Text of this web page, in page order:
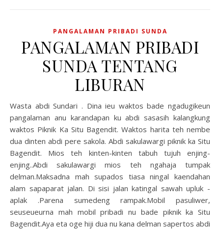
PANGALAMAN PRIBADI SUNDA
PANGALAMAN PRIBADI
SUNDA TENTANG
LIBURAN
Wasta abdi Sundari . Dina ieu waktos bade ngadugikeun
pangalaman anu karandapan ku abdi sasasih kalangkung
waktos Piknik Ka Situ Bagendit. Waktos harita teh nembe
dua dinten abdi pere sakola. Abdi sakulawargi piknik ka Situ
Bagendit. Mios teh kinten-kinten tabuh tujuh enjing-
enjing..Abdi sakulawargi mios teh ngahaja tumpak
delman.Maksadna mah supados tiasa ningal kaendahan
alam sapaparat jalan. Di sisi jalan katingal sawah upluk -
aplak .Parena sumedeng rampak.Mobil pasuliwer,
seuseueurna mah mobil pribadi nu bade piknik ka Situ
Bagendit.Aya eta oge hiji dua nu kana delman sapertos abdi